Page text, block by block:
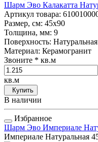
Шарм Эво Калакатта
Артикул товара:
Размер, см: 45x90
Толщина, мм: 9
Поверхность: Натуральная
Материал: Керамогранит
Звоните * кв.м
кв.м
Купить
В наличии
Избранное
Шарм Эво Империале
Империале Натуральная